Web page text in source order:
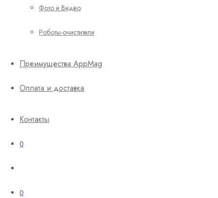
Фото и Видео
Роботы-очистители
Преимущества AppMag
Оплата и доставка
Контакты
0
0